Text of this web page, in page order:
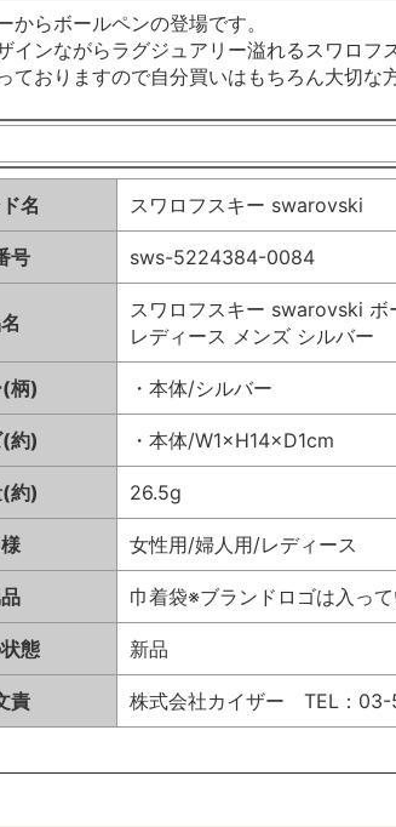
からボールペンの登場です。
インながらラグジュアリー溢れるスワロ
ておりますので自分買いはもちろん大切な
名 スワロフスキー swarovski
号 sws-5224384-0084
スワロフスキー swarovski
レディース メンズ シルバー
柄) ・本体/シルバー
約) ・本体/W1×H14×D1cm
約) 26.5g
女性用/婦人用/レディース
巾着袋※ブランドロゴは入っ
態 新品
責 株式会社カイザー TEL：